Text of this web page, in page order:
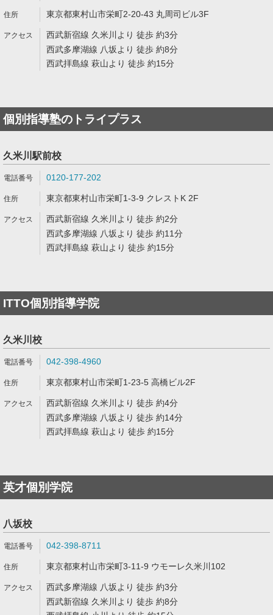
東京都東村山市栄町2-20-43 丸周司ビル3F
西武新宿線 久米川より 徒歩 約3分
西武多摩湖線 八坂より 徒歩 約8分
西武拝島線 萩山より 徒歩 約15分
個別指導塾のトライプラス
久米川駅前校
0120-177-202
東京都東村山市栄町1-3-9 クレストK 2F
西武新宿線 久米川より 徒歩 約2分
西武多摩湖線 八坂より 徒歩 約11分
西武拝島線 萩山より 徒歩 約15分
ITTO個別指導学院
久米川校
042-398-4960
東京都東村山市栄町1-23-5 高橋ビル2F
西武新宿線 久米川より 徒歩 約4分
西武多摩湖線 八坂より 徒歩 約14分
西武拝島線 萩山より 徒歩 約15分
英才個別学院
八坂校
042-398-8711
東京都東村山市栄町3-11-9 ウモーレ久米川102
西武多摩湖線 八坂より 徒歩 約3分
西武新宿線 久米川より 徒歩 約8分